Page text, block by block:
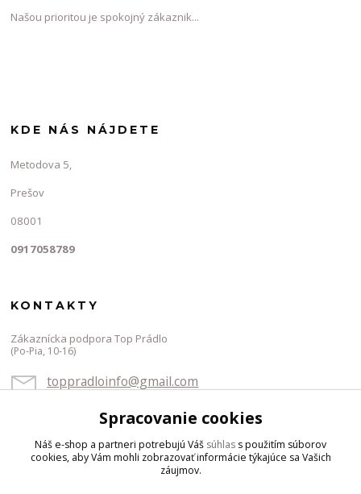
Našou prioritou je spokojný zákaznik...
KDE NÁS NÁJDETE
Metodova 5,
Prešov
08001
0917058789
KONTAKTY
Zákaznícka podpora Top Prádlo
(Po-Pia, 10-16)
toppradloinfo@gmail.com
Spracovanie cookies
Náš e-shop a partneri potrebujú Váš súhlas s použitím súborov
cookies, aby Vám mohli zobrazovať informácie týkajúce sa Vašich
záujmov.